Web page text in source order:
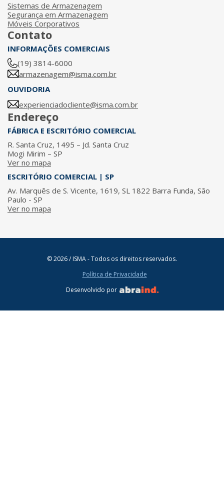
Sistemas de Armazenagem
Segurança em Armazenagem
Móveis Corporativos
Contato
INFORMAÇÕES COMERCIAIS
(19) 3814-6000
armazenagem@isma.com.br
OUVIDORIA
experienciadocliente@isma.com.br
Endereço
FÁBRICA E ESCRITÓRIO COMERCIAL
R. Santa Cruz, 1495 – Jd. Santa Cruz
Mogi Mirim – SP
Ver no mapa
ESCRITÓRIO COMERCIAL | SP
Av. Marquês de S. Vicente, 1619, SL 1822 Barra Funda, São
Paulo - SP
Ver no mapa
© 2026 / ISMA - Todos os direitos reservados.
Política de Privacidade
Desenvolvido por